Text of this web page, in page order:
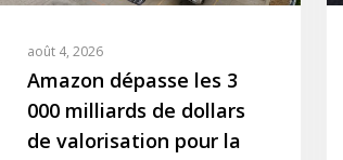
août 4, 2026
Amazon dépasse les 3
000 milliards de dollars
de valorisation pour la